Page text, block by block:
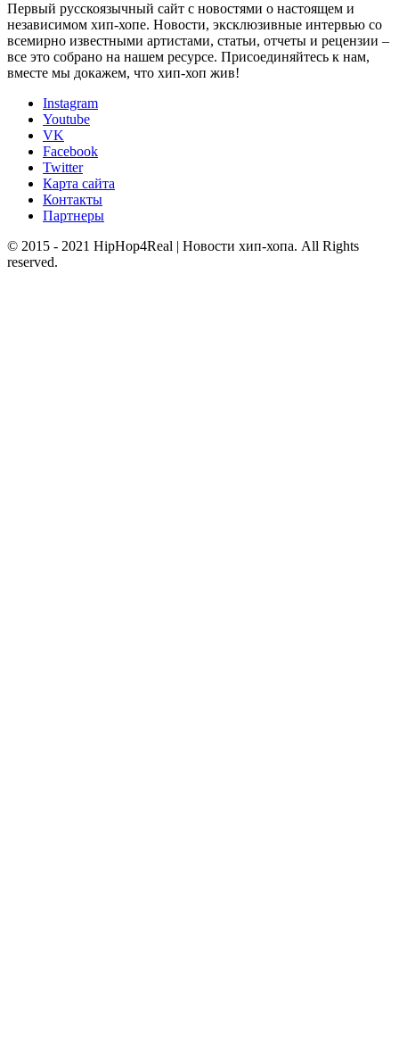
Первый русскоязычный сайт с новостями о настоящем и
независимом хип-хопе. Новости, эксклюзивные интервью со
всемирно известными артистами, статьи, отчеты и рецензии –
все это собрано на нашем ресурсе. Присоединяйтесь к нам,
вместе мы докажем, что хип-хоп жив!
Instagram
Youtube
VK
Facebook
Twitter
Карта сайта
Контакты
Партнеры
© 2015 - 2021 HipHop4Real | Новости хип-хопа. All Rights
reserved.